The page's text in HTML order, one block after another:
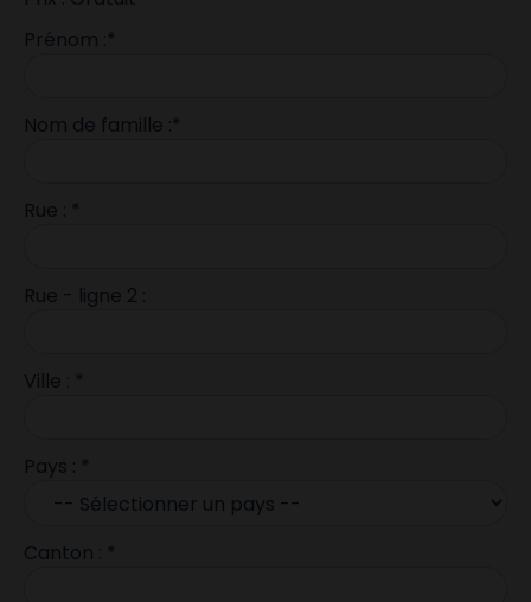
Prénom :*
Nom de famille :*
Rue : *
Rue - ligne 2 :
Ville : *
Pays : *
Canton : *